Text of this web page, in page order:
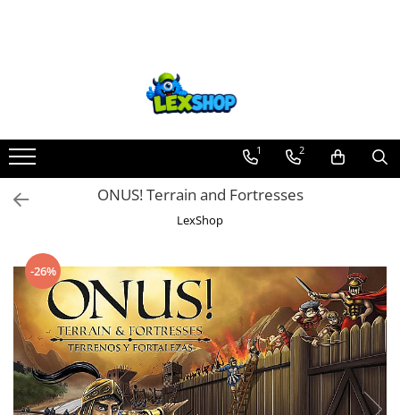
Board Games
Extensii boardgames
Card Games (jocuri cu carti)
Jocuri pentru toata familia
Party Games (jocuri de petrecere)
Jocuri pentru copii
Smart Games
Puzzle-uri logice
Jocuri cu miniaturi
1 2
ONUS! Terrain and Fortresses
LexShop
-26%